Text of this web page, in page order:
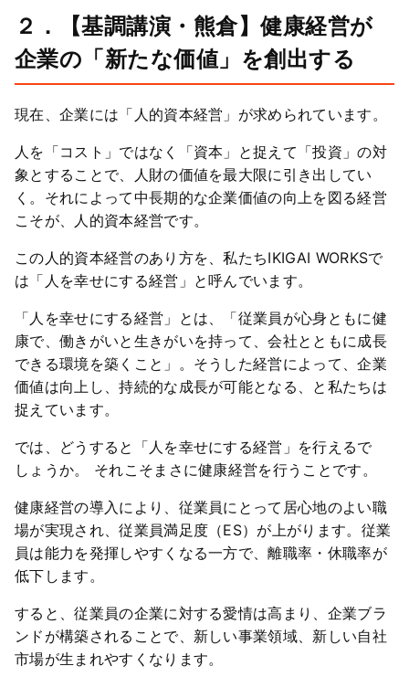
２．【基調講演・熊倉】健康経営が
企業の「新たな価値」を創出する
現在、企業には「人的資本経営」が求められています。
人を「コスト」ではなく「資本」と捉えて「投資」の対
象とすることで、人財の価値を最大限に引き出してい
く。それによって中長期的な企業価値の向上を図る経営
こそが、人的資本経営です。
この人的資本経営のあり方を、私たちIKIGAI WORKSで
は「人を幸せにする経営」と呼んでいます。
「人を幸せにする経営」とは、「従業員が心身ともに健
康で、働きがいと生きがいを持って、会社とともに成長
できる環境を築くこと」。そうした経営によって、企業
価値は向上し、持続的な成長が可能となる、と私たちは
捉えています。
では、どうすると「人を幸せにする経営」を行えるで
しょうか。 それこそまさに健康経営を行うことです。
健康経営の導入により、従業員にとって居心地のよい職
場が実現され、従業員満足度（ES）が上がります。従業
員は能力を発揮しやすくなる一方で、離職率・休職率が
低下します。
すると、従業員の企業に対する愛情は高まり、企業ブラ
ンドが構築されることで、新しい事業領域、新しい自社
市場が生まれやすくなります。